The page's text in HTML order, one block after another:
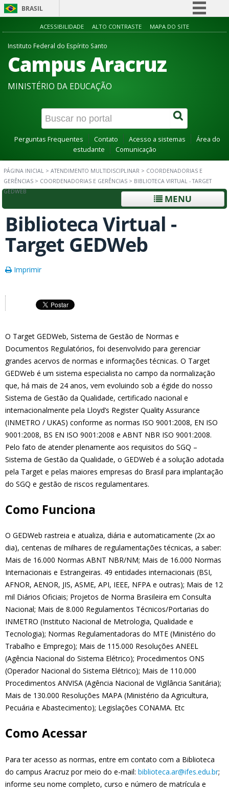
BRASIL
Simplifique!
Acesso à informação
Canais
ACESSIBILIDADE ALTO CONTRASTE MAPA DO SITE
Instituto Federal do Espírito Santo
Campus Aracruz
MINISTÉRIO DA EDUCAÇÃO
Perguntas Frequentes Contato Acesso a sistemas
Área do
estudante
Comunicação
PÁGINA INICIAL > ATENDIMENTO MULTIDISCIPLINAR > COORDENADORIAS E
GERÊNCIAS > COORDENADORIAS E GERÊNCIAS > BIBLIOTECA VIRTUAL - TARGET
GEDWEB
MENU
Biblioteca Virtual -
Target GEDWeb
Imprimir
O Target GEDWeb, Sistema de Gestão de Normas e
Documentos Regulatórios, foi desenvolvido para gerenciar
grandes acervos de normas e informações técnicas. O Target
GEDWeb é um sistema especialista no campo da normalização
que, há mais de 24 anos, vem evoluindo sob a égide do nosso
Sistema de Gestão da Qualidade, certificado nacional e
internacionalmente pela Lloyd’s Register Quality Assurance
(INMETRO / UKAS) conforme as normas ISO 9001:2008, EN ISO
9001:2008, BS EN ISO 9001:2008 e ABNT NBR ISO 9001:2008.
Pelo fato de atender plenamente aos requisitos do SGQ –
Sistema de Gestão da Qualidade, o GEDWeb é a solução adotada
pela Target e pelas maiores empresas do Brasil para implantação
do SGQ e gestão de riscos regulamentares.
Como Funciona
O GEDWeb rastreia e atualiza, diária e automaticamente (2x ao
dia), centenas de milhares de regulamentações técnicas, a saber:
Mais de 16.000 Normas ABNT NBR/NM; Mais de 16.000 Normas
Internacionais e Estrangeiras. 49 entidades internacionais (BSI,
AFNOR, AENOR, JIS, ASME, API, IEEE, NFPA e outras); Mais de 12
mil Diários Oficiais; Projetos de Norma Brasileira em Consulta
Nacional; Mais de 8.000 Regulamentos Técnicos/Portarias do
INMETRO (Instituto Nacional de Metrologia, Qualidade e
Tecnologia); Normas Regulamentadoras do MTE (Ministério do
Trabalho e Emprego); Mais de 115.000 Resoluções ANEEL
(Agência Nacional do Sistema Elétrico); Procedimentos ONS
(Operador Nacional do Sistema Elétrico); Mais de 110.000
Procedimentos ANVISA (Agência Nacional de Vigilância Sanitária);
Mais de 130.000 Resoluções MAPA (Ministério da Agricultura,
Pecuária e Abastecimento); Legislações CONAMA. Etc
Como Acessar
Para ter acesso as normas, entre em contato com a Biblioteca
do campus Aracruz por meio do e-mail: biblioteca.ar@ifes.edu.br;
informe seu nome completo, curso e número de matrícula e